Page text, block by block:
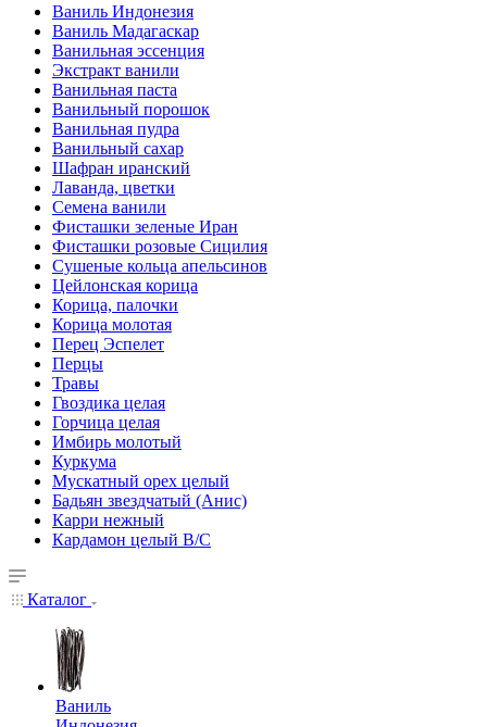
Ваниль Индонезия
Ваниль Мадагаскар
Ванильная эссенция
Экстракт ванили
Ванильная паста
Ванильный порошок
Ванильная пудра
Ванильный сахар
Шафран иранский
Лаванда, цветки
Семена ванили
Фисташки зеленые Иран
Фисташки розовые Сицилия
Сушеные кольца апельсинов
Цейлонская корица
Корица, палочки
Корица молотая
Перец Эспелет
Перцы
Травы
Гвоздика целая
Горчица целая
Имбирь молотый
Куркума
Мускатный орех целый
Бадьян звездчатый (Анис)
Карри нежный
Кардамон целый В/С
Каталог
Ваниль